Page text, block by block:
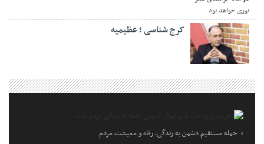
کرج شناسی ؛ عظیمیه
حمله مستقیم دشمن به زندگی، رفاه و معیشت مردم